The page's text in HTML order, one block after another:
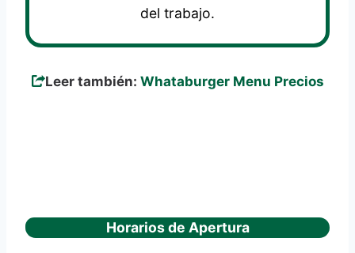
del trabajo.
Leer también: Whataburger Menu Precios
Horarios de Apertura